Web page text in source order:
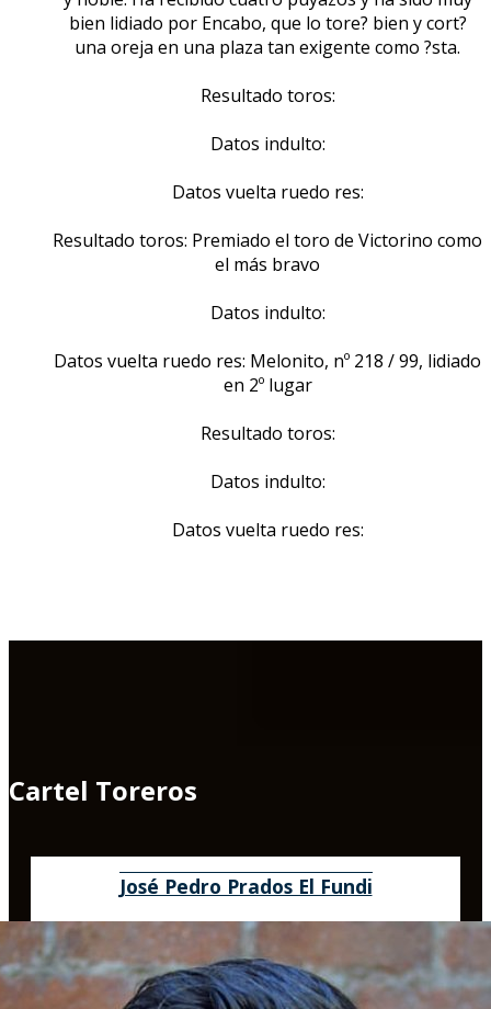
bien lidiado por Encabo, que lo tore? bien y cort?
una oreja en una plaza tan exigente como ?sta.
Resultado toros:
Datos indulto:
Datos vuelta ruedo res:
Resultado toros: Premiado el toro de Victorino como
el más bravo
Datos indulto:
Datos vuelta ruedo res: Melonito, nº 218 / 99, lidiado
en 2º lugar
Resultado toros:
Datos indulto:
Datos vuelta ruedo res:
Cartel Toreros
José Pedro Prados El Fundi